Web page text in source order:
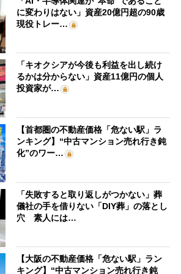
に変わりはない」資産20億円超の90歳
現役トレー…
「キオクシアが今後も利益を出し続け
るかは分からない」資産11億円の個人
投資家が…
【首都圏の不動産価格「危ない駅」ラ
ンキング】“中古マンション売れ行き鈍
化”のワー…
「失敗すると取り返しがつかない」葬
儀社の手を借りない「DIY葬」の落とし
穴 素人には…
【大阪の不動産価格「危ない駅」ラン
キング】“中古マンション売れ行き鈍